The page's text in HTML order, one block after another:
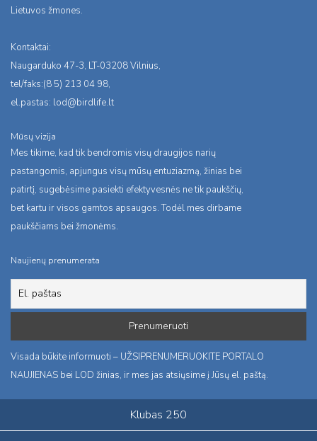
Lietuvos žmones.
Kontaktai:
Naugarduko 47-3, LT-03208 Vilnius,
tel/faks:(8 5) 213 04 98,
el.pastas: lod@birdlife.lt
Mūsų vizija
Mes tikime, kad tik bendromis visų draugijos narių
pastangomis, apjungus visų mūsų entuziazmą, žinias bei
patirtį, sugebėsime pasiekti efektyvesnės ne tik paukščių,
bet kartu ir visos gamtos apsaugos. Todėl mes dirbame
paukščiams bei žmonėms.
Naujienų prenumerata
Visada būkite informuoti – UŽSIPRENUMERUOKITE PORTALO
NAUJIENAS bei LOD žinias, ir mes jas atsiųsime į Jūsų el. paštą.
Klubas 250